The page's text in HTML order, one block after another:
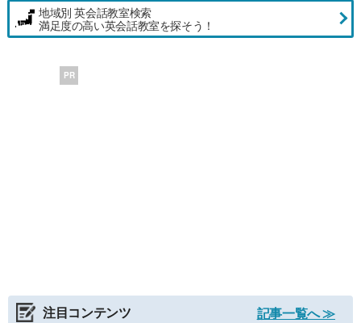
地域別 英会話教室検索
満足度の高い英会話教室を探そう！
PR
注目コンテンツ
記事一覧へ ≫